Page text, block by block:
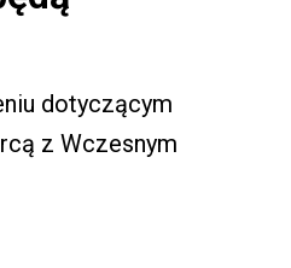
dotyczącym
z Wczesnym